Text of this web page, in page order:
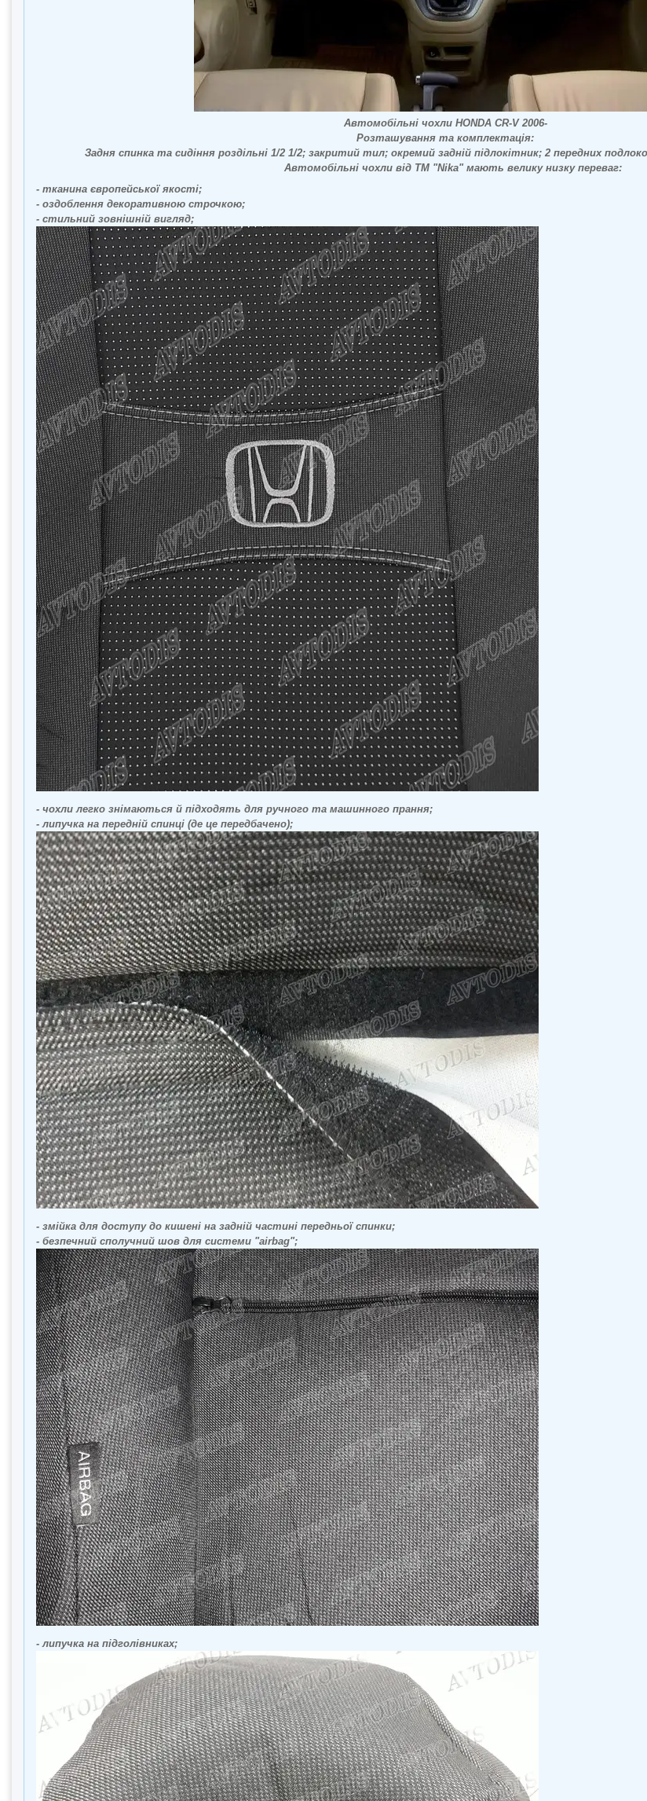
Автомобільні чохли HONDA CR-V 2006-
Розташування та комплектація:
Задня спинка та сидіння роздільні 1/2 1/2; закритий тил; окремий задній підлокітник; 2 передних
Автомобільні чохли від ТМ "Nika" мають велику низку переваг:
- тканина європейської якості;
- оздоблення декоративною строчкою;
- стильний зовнішній вигляд;
- чохли легко знімаються й підходять для ручного та машинного прання;
- липучка на передній спинці (де це передбачено);
- змійка для доступу до кишені на задній частині передньої спинки;
- безпечний сполучний шов для системи "airbag";
- липучка на підголівниках;